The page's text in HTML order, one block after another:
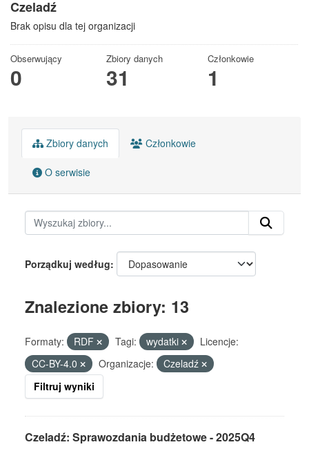
Czeladź
Brak opisu dla tej organizacji
Obserwujący
0
Zbiory danych
31
Członkowie
1
Zbiory danych Członkowie
O serwisie
Porządkuj według
Znalezione zbiory: 13
Formaty: RDF Tagi: wydatki
Licencje:
CC-BY-4.0
Organizacje:
Czeladź
Filtruj wyniki
Czeladź: Sprawozdania budżetowe - 2025Q4